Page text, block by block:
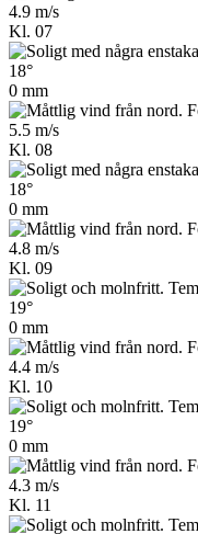
4.9 m/s
Kl. 07
18°
0 mm
5.5 m/s
Kl. 08
18°
0 mm
4.8 m/s
Kl. 09
19°
0 mm
4.4 m/s
Kl. 10
19°
0 mm
4.3 m/s
Kl. 11